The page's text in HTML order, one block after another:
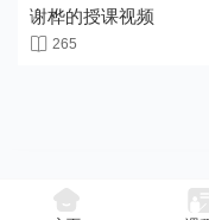
谢桦的授课视频

265